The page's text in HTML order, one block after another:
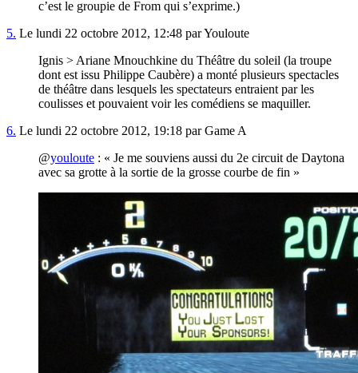
c’est le groupie de From qui s’exprime.)
5. Le lundi 22 octobre 2012, 12:48 par Youloute
Ignis > Ariane Mnouchkine du Théâtre du soleil (la troupe
dont est issu Philippe Caubère) a monté plusieurs spectacles
de théâtre dans lesquels les spectateurs entraient par les
coulisses et pouvaient voir les comédiens se maquiller.
6. Le lundi 22 octobre 2012, 19:18 par Game A
@youloute : « Je me souviens aussi du 2e circuit de Daytona
avec sa grotte à la sortie de la grosse courbe de fin »